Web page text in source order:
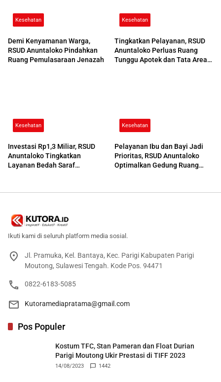
Kesehatan
Demi Kenyamanan Warga,
RSUD Anuntaloko Pindahkan
Ruang Pemulasaraan Jenazah
Kesehatan
Tingkatkan Pelayanan, RSUD
Anuntaloko Perluas Ruang
Tunggu Apotek dan Tata Area
Kesehatan
Investasi Rp1,3 Miliar, RSUD
Anuntaloko Tingkatkan
Layanan Bedah Saraf
Kesehatan
Pelayanan Ibu dan Bayi Jadi
Prioritas, RSUD Anuntaloko
Optimalkan Gedung Ruang
Ikuti kami di seluruh platform media sosial.
Jl. Pramuka, Kel. Bantaya, Kec. Parigi Kabupaten Parigi
Moutong, Sulawesi Tengah. Kode Pos. 94471
0822-6183-5085
Kutoramediapratama@gmail.com
Pos Populer
Kostum TFC, Stan Pameran dan Float Durian
Parigi Moutong Ukir Prestasi di TIFF 2023
14/08/2023 1442